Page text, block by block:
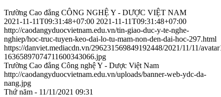
Trường Cao đẳng CÔNG NGHỆ Y - DƯỢC VIỆT NAM
2021-11-11T09:31:48+07:00 2021-11-11T09:31:48+07:00
http://caodangyduocvietnam.edu.vn/tin-giao-duc-y-te-nghe-
nghiep/hoc-truc-tuyen-keo-dai-lo-tu-mam-non-den-dai-hoc-297.html
https://danviet.mediacdn.vn/296231569849192448/2021/11/11/
16365897074711600343066.jpg
Trường Cao đẳng Công nghệ Y - Dược Việt Nam
http://caodangyduocvietnam.edu.vn/uploads/banner-web-ydc-da-
nang.jpg
Thứ năm - 11/11/2021 09:31